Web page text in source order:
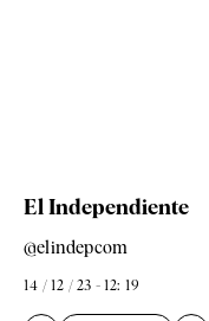
El Independiente
@elindepcom
14 / 12 / 23 - 12: 19